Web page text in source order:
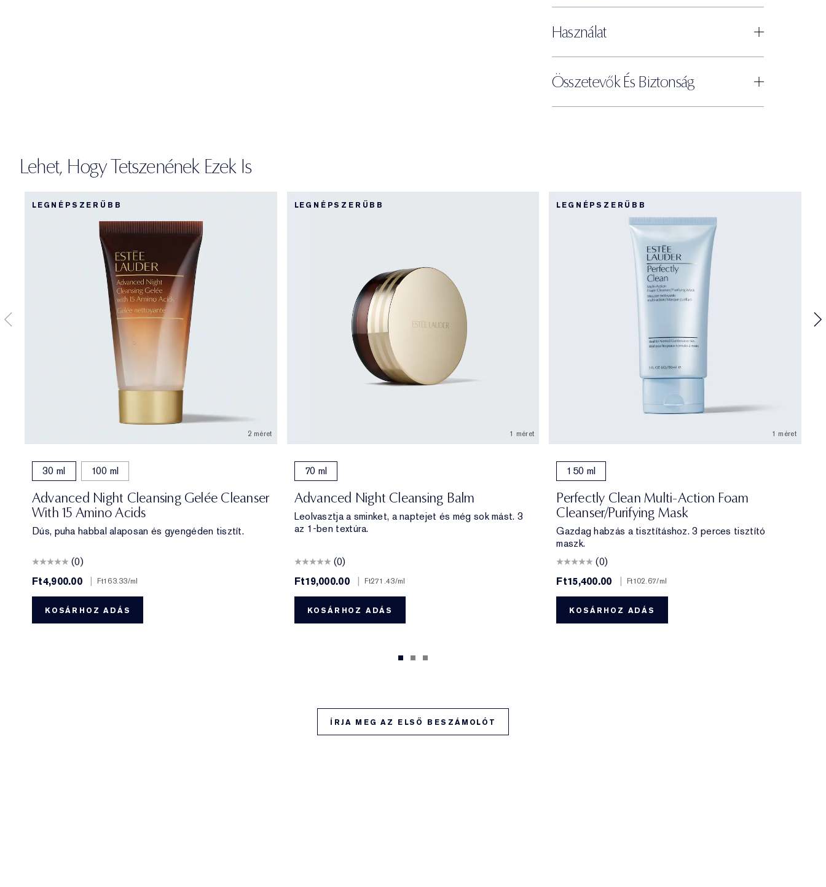
Használat
Összetevők És Biztonság
Lehet, Hogy Tetszenének Ezek Is
LEGNÉPSZERŰBB
2 méret
30 ml 100 ml
Advanced Night Cleansing Gelée Cleanser
With 15 Amino Acids
Dús, puha habbal alaposan és gyengéden tisztít.
(0)
Ft4,900.00
| Ft163.33/ml
KOSÁRHOZ ADÁS
LEGNÉPSZERŰBB
1 méret
70 ml
Advanced Night Cleansing Balm
Leolvasztja a sminket, a naptejet és még sok mást. 3
az 1-ben textúra.
(0)
Ft19,000.00
| Ft271.43/ml
KOSÁRHOZ ADÁS
LEGNÉPSZERŰBB
1 méret
150 ml
Perfectly Clean Multi-Action Foam
Cleanser/Purifying Mask
Gazdag habzás a tisztításhoz. 3 perces tisztító
maszk.
(0)
Ft15,400.00
| Ft102.67/ml
KOSÁRHOZ ADÁS
ÍRJA MEG AZ ELSŐ BESZÁMOLÓT